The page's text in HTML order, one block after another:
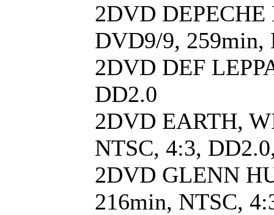
2DVD
DVD9/9, 259min,
2DVD DEF
DD2.0
2DVD EARTH,
NTSC, 4:3,
2DVD GLENN
216min, NTSC,